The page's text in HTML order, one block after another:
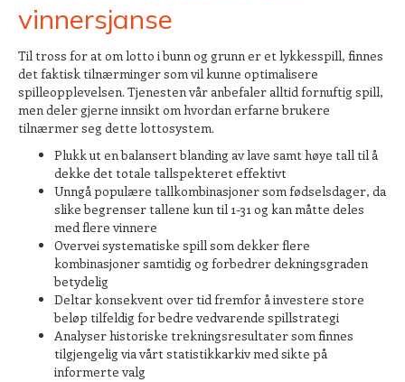
vinnersjanse
Til tross for at om lotto i bunn og grunn er et lykkesspill, finnes
det faktisk tilnærminger som vil kunne optimalisere
spilleopplevelsen. Tjenesten vår anbefaler alltid fornuftig spill,
men deler gjerne innsikt om hvordan erfarne brukere
tilnærmer seg dette lottosystem.
Plukk ut en balansert blanding av lave samt høye tall til å
dekke det totale tallspekteret effektivt
Unngå populære tallkombinasjoner som fødselsdager, da
slike begrenser tallene kun til 1-31 og kan måtte deles
med flere vinnere
Overvei systematiske spill som dekker flere
kombinasjoner samtidig og forbedrer dekningsgraden
betydelig
Deltar konsekvent over tid fremfor å investere store
beløp tilfeldig for bedre vedvarende spillstrategi
Analyser historiske trekningsresultater som finnes
tilgjengelig via vårt statistikkarkiv med sikte på
informerte valg